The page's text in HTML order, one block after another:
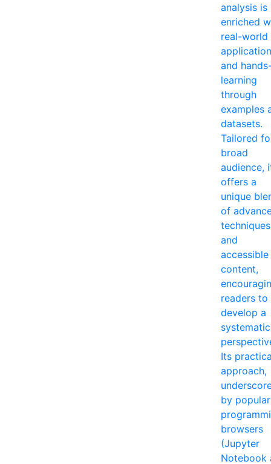
analysis is
enriched
real-world
and
learning
through
examples
datasets.
Tailored
broad
audience,
offers a
unique
of
techniques
and
accessible
content,
readers to
develop a
systematic
Its
approach,
by popular
browsers
(Jupyter
Notebook